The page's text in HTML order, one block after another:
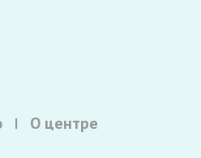
О центре